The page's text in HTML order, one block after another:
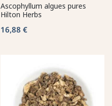
Ascophyllum algues pures
Hilton Herbs
16,88 €